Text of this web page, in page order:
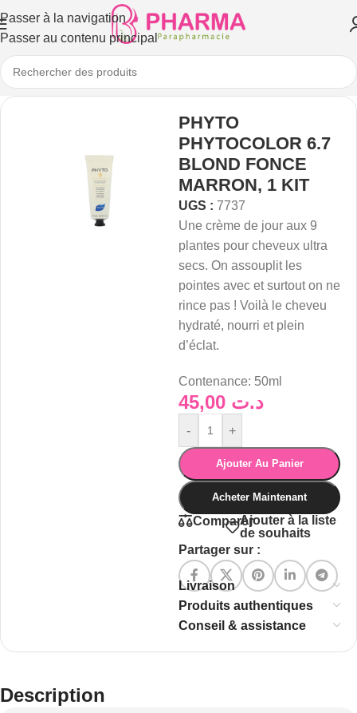
Passer à la navigation
Passer au contenu principal
PHYTO
PHYTOCOLOR 6.7
BLOND FONCE
MARRON, 1 KIT
UGS : 7737
Une crème de jour aux 9
plantes pour cheveux ultra
secs. On assouplit les
pointes avec et surtout on ne
rince pas ! Voilà le cheveu
hydraté, nourri et plein
d’éclat.
Contenance: 50ml
د.ت
- +
Ajouter Au Panier
Acheter Maintenant
ComparerAjouter à la liste
de souhaits
Partager sur :
Livraison
Produits authentiques
Conseil & assistance
Description